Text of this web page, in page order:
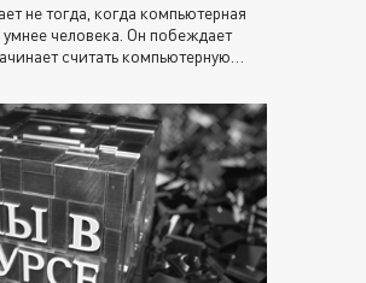
не тогда, когда компьютерная
человека. Он побеждает
считать компьютерную